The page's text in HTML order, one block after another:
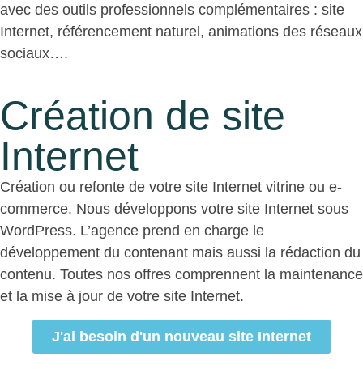
avec des outils professionnels complémentaires : site
Internet, référencement naturel, animations des réseaux
sociaux….
Création de site
Internet
Création ou refonte de votre site Internet vitrine ou e-
commerce. Nous développons votre site Internet sous
WordPress. L’agence prend en charge le
développement du contenant mais aussi la rédaction du
contenu. Toutes nos offres comprennent la maintenance
et la mise à jour de votre site Internet.
J'ai besoin d'un nouveau site Internet